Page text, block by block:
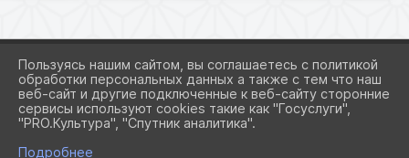
2026 Г. ADMROGOVSKAYA.RU
ВХОД
КАРТА САЙТА
ПОЛИТИКА ОБРАБОТКИ ПЕРСОНАЛЬНЫХ ДАННЫХ
Пользуясь нашим сайтом, вы соглашаетесь с политикой
обработки персональных данных а также с тем что наш
веб-сайт и другие подключенные к веб-сайту сторонние
сервисы используют cookies такие как "Госуслуги",
"PRO.Культура", "Спутник аналитика".
Подробнее